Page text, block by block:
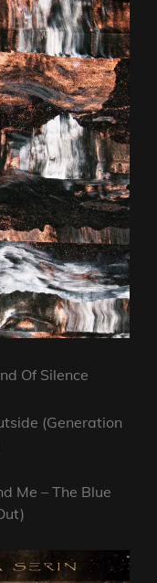
Of Silence
(Generation
Me – The Blue